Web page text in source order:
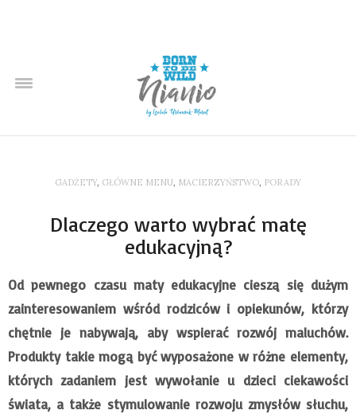
GADŻETY, GŁÓWNE MENU, MACIERZYŃSTWO, PORADY
Dlaczego warto wybrać matę
edukacyjną?
Od pewnego czasu maty edukacyjne cieszą się dużym
zainteresowaniem wśród rodziców i opiekunów, którzy
chętnie je nabywają, aby wspierać rozwój maluchów.
Produkty takie mogą być wyposażone w różne elementy,
których zadaniem jest wywołanie u dzieci ciekawości
świata, a także stymulowanie rozwoju zmysłów słuchu,